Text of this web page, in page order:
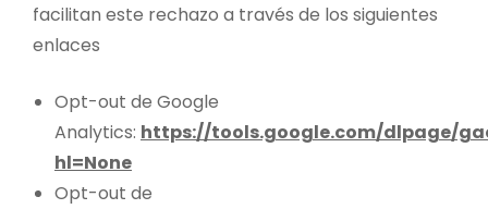
facilitan este rechazo a través de los siguientes
enlaces
Opt-out de Google
Analytics: https://tools.google.com/dlpage/
hl=None
Opt-out de